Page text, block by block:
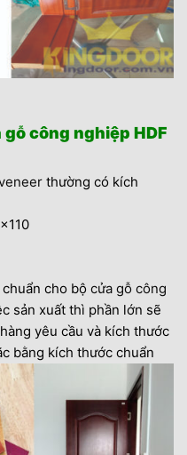
công nghiệp HDF
thường có kích
cho bộ cửa gỗ công
sản xuất thì phần lớn sẽ
yêu cầu và kích thước
bằng kích thước chuẩn